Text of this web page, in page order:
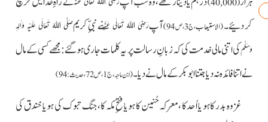
(40,000)
کر دئیے۔(الاستیعاب،ج3،ص 94) آپرَضِیَ اللہُ تَعَالٰی عَنْہنے نبیِّ کریمصَلَّی اللہُ تَعَالٰی عَلَیْہِ وَاٰلِہٖ
وَسَلَّمکی اتنی مالی خدمت کی کہ زبانِ رسالت پر یہ کلمات جاریہو گئے : مجھے کسی کے مال
نے اتنا فائدہ نہ دیا جتنا ابوبکر کے مال نے دیا ۔(ابن ماجہ،ج 1، ص72، حدیث: 94)
غزوہ بدر کا ہو یا اُحدکا ،معرکہ حُنین کا ہو یا فتحِ مکہ کا ،جنگ تبوک کی ہو یا خندق کی